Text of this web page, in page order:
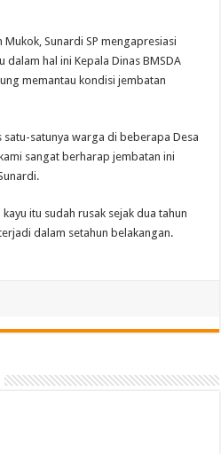
Sunardi SP mengapresiasi
dalam hal ini Kepala Dinas BMSDA
memantau kondisi jembatan
satu-satunya warga di beberapa Desa
sangat berharap jembatan ini
itu sudah rusak sejak dua tahun
dalam setahun belakangan.